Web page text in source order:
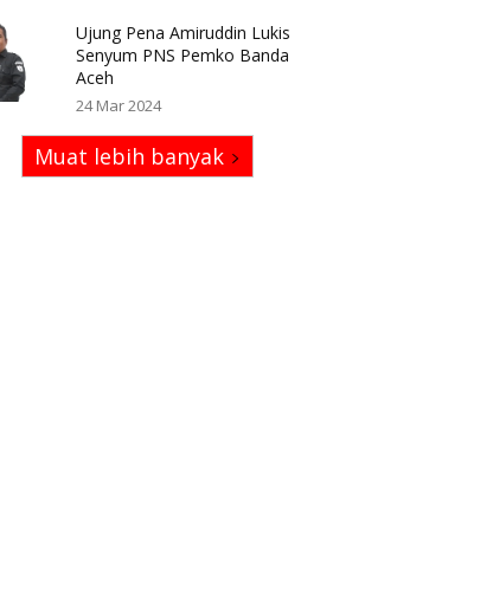
Ujung Pena Amiruddin Lukis
Senyum PNS Pemko Banda
Aceh
24 Mar 2024
Muat lebih banyak